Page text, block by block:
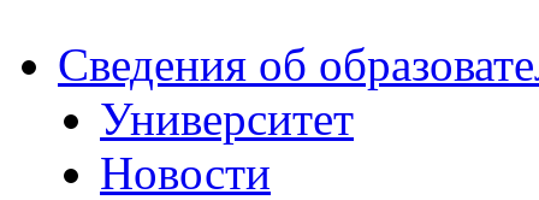
Сведения об
Университет
Новости